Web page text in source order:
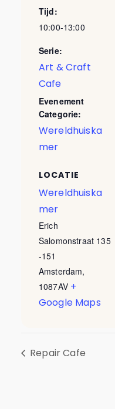
Tijd:
10:00-13:00
Serie:
Art & Craft
Cafe
Evenement
Categorie:
Wereldhuiska
mer
LOCATIE
Wereldhuiska
mer
Erich
Salomonstraat 135
-151
Amsterdam,
1087AV +
Google Maps
Repair Cafe